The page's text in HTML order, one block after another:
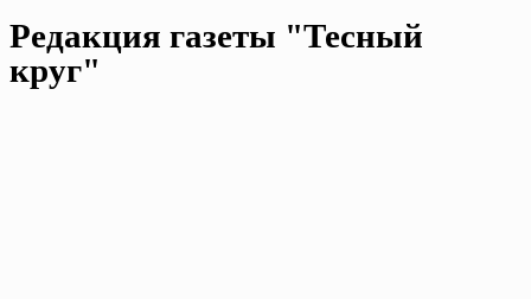
Редакция газеты "Тесный
круг"